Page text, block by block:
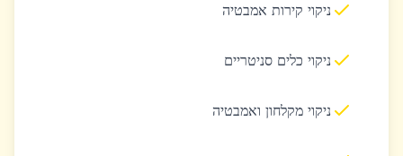
ניקוי קירות אמבטיה
ניקוי כלים סניטריים
ניקוי מקלחון ואמבטיה